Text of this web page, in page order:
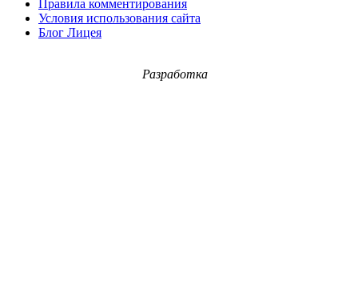
Правила комментирования
Условия использования сайта
Блог Лицея
Разработка